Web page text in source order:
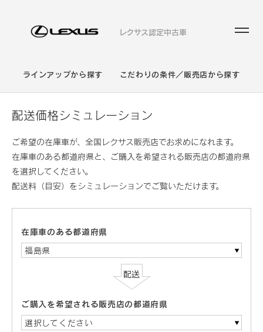
レクサス認定中古車
ラインアップから探す こだわりの条件／販売店から探す
配送価格シミュレーション
ご希望の在庫車が、全国レクサス販売店でお求めになれます。
在庫車のある都道府県と、ご購入を希望される販売店の都道府県
を選択してください。
配送料（目安）をシミュレーションでご覧いただけます。
在庫車のある都道府県
福島県
ご購入を希望される販売店の都道府県
選択してください